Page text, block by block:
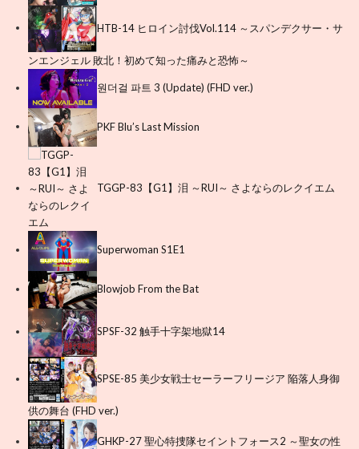
HTB-14 ヒロイン討伐Vol.114 ～スパンデクサー・サ
ンエンジェル 敗北！初めて知った痛みと恐怖～
원더걸 파트 3 (Update) (FHD ver.)
PKF Blu’s Last Mission
TGGP-83【G1】泪 ～RUI～ さよならのレクイエム
Superwoman S1E1
Blowjob From the Bat
SPSF-32 触手十字架地獄14
SPSE-85 美少女戦士セーラーフリージア 陥落人身御
供の舞台 (FHD ver.)
GHKP-27 聖心特捜隊セイントフォース2 ～聖女の性